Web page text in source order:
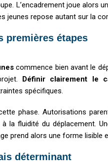
L’encadrement joue alors
jeunes repose autant sur la
premières étapes
commence bien avant le
Définir clairement le
spécifiques.
phase. Autorisations
la fluidité du déplacement.
prend alors une forme
déterminant